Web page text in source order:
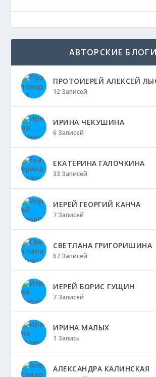
АВТОРСКИЕ БЛОГИ
ПРОТОИЕРЕЙ АЛЕКСЕЙ
12 Записей
ИРИНА ЧЕКУШИНА
6 Записей
ЕКАТЕРИНА ГАЛОЧКИНА
33 Записей
ИЕРЕЙ ГЕОРГИЙ КАНЧА
7 Записей
СВЕТЛАНА ГРИГОРИШИНА
67 Записей
ИЕРЕЙ БОРИС ГУЩИН
7 Записей
ИРИНА МАЛЫХ
1 Запись
АЛЕКСАНДРА КАЛИНСКАЯ